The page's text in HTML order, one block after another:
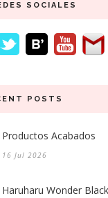
SOCIALES
POSTS
Productos Acabados
16 Jul 2026
Haruharu Wonder Black